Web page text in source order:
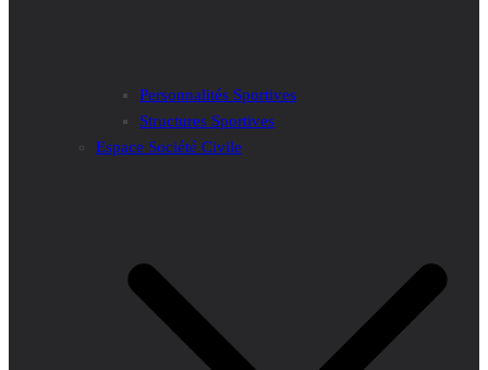
Personnalités Sportives
Structures Sportives
Espace Société Civile